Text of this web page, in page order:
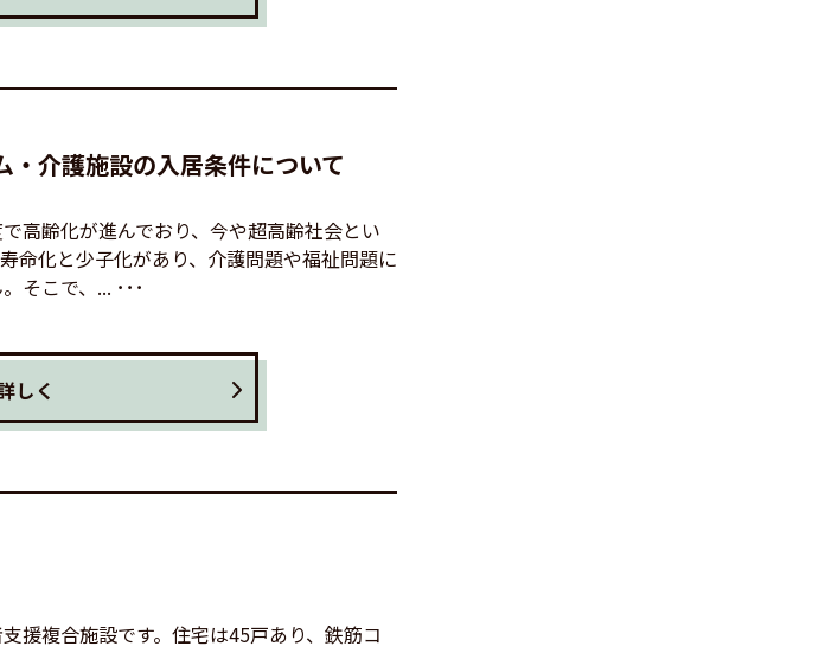
・介護施設の入居条件について
高齢化が進んでおり、今や超高齢社会とい
命化と少子化があり、介護問題や福祉問題に
そこで、... ･･･
しく
援複合施設です。住宅は45戸あり、鉄筋コ